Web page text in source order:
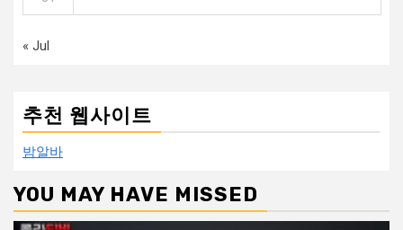
« Jul
추천 웹사이트
밤알바
YOU MAY HAVE MISSED